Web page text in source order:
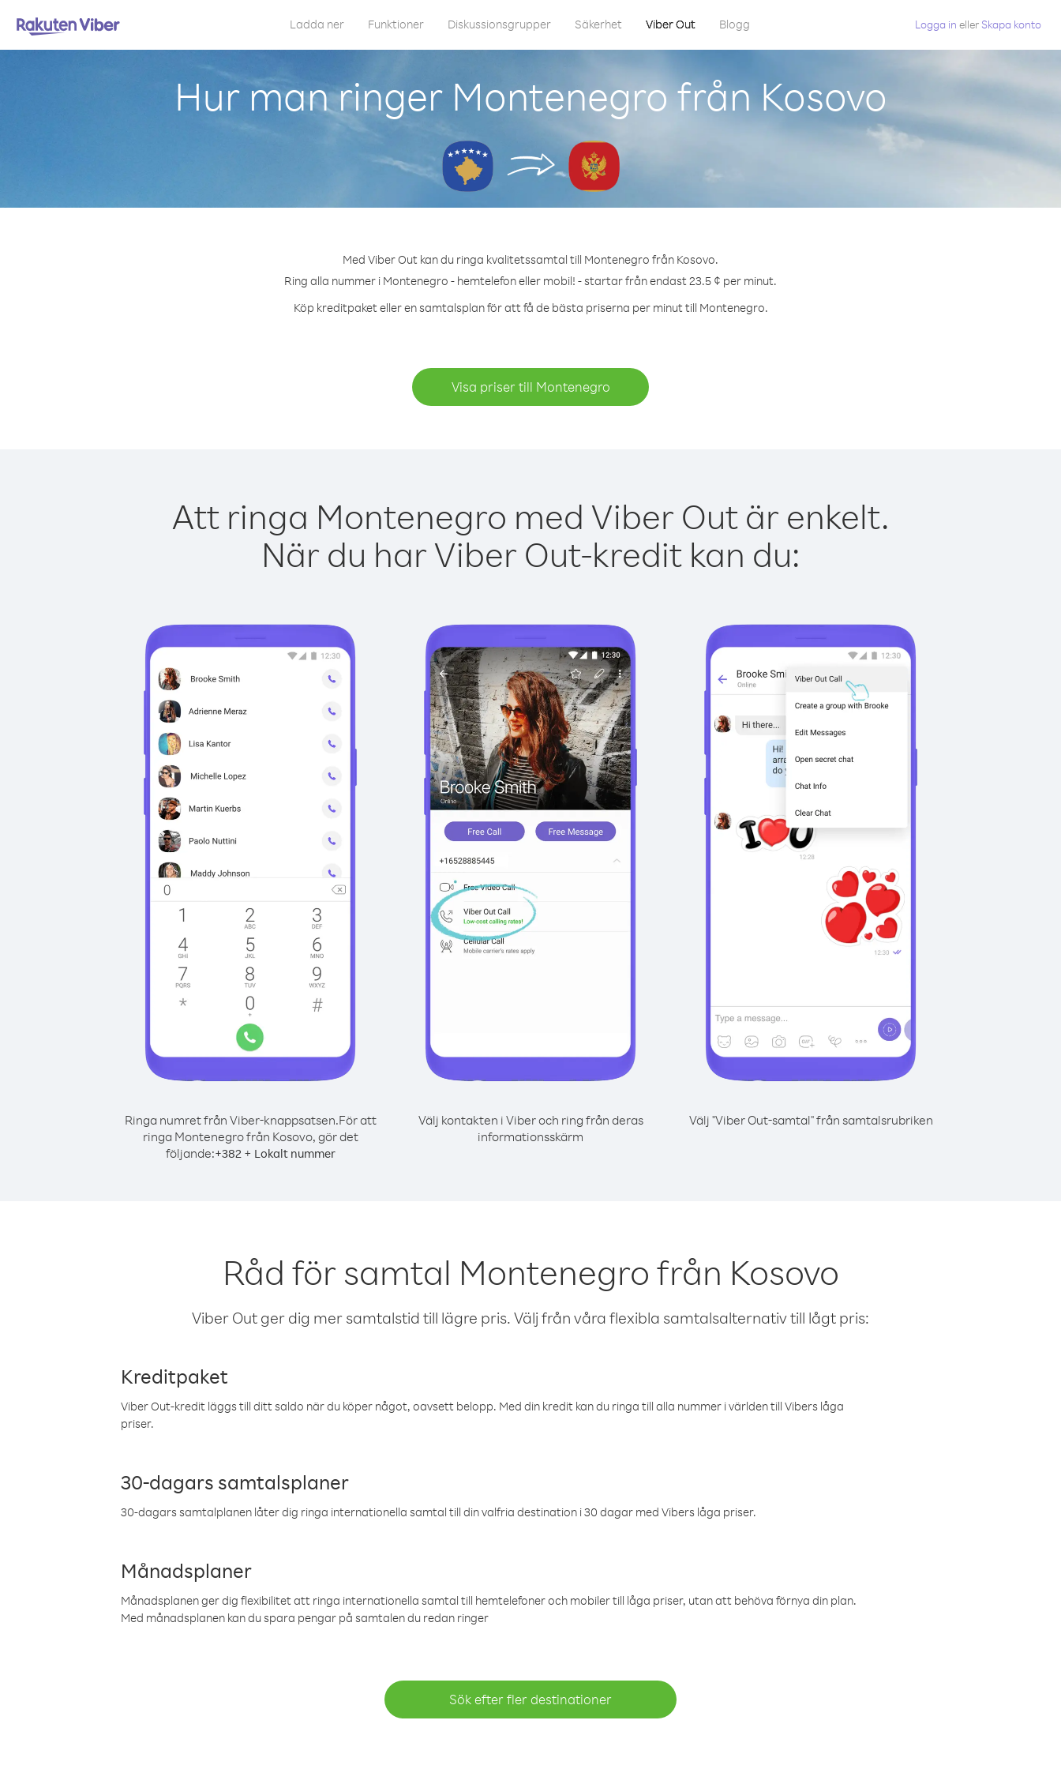
Ladda ner Funktioner Diskussionsgrupper Säkerhet Viber Out Blogg Logga in eller Skapa konto
Hur man ringer Montenegro från Kosovo
Med Viber Out kan du ringa kvalitetssamtal till Montenegro från Kosovo.
Ring alla nummer i Montenegro - hemtelefon eller mobil! - startar från endast 23.5 ¢ per minut.
Köp kreditpaket eller en samtalsplan för att få de bästa priserna per minut till Montenegro.
Visa priser till Montenegro
Att ringa Montenegro med Viber Out är enkelt.
När du har Viber Out-kredit kan du:
Ringa numret från Viber-knappsatsen.För att
ringa Montenegro från Kosovo, gör det
följande:+382+ Lokalt nummer
Välj kontakten i Viber och ring från deras
informationsskärm
Välj "Viber Out-samtal" från samtalsrubriken
Råd för samtal Montenegro från Kosovo
Viber Out ger dig mer samtalstid till lägre pris. Välj från våra flexibla samtalsalternativ till lågt pris:
Kreditpaket
Viber Out-kredit läggs till ditt saldo när du köper något, oavsett belopp. Med din kredit kan du ringa till alla nummer i världen till Vibers låga
priser.
30-dagars samtalsplaner
30-dagars samtalplanen låter dig ringa internationella samtal till din valfria destination i 30 dagar med Vibers låga priser.
Månadsplaner
Månadsplanen ger dig flexibilitet att ringa internationella samtal till hemtelefoner och mobiler till låga priser, utan att behöva förnya din plan.
Med månadsplanen kan du spara pengar på samtalen du redan ringer
Sök efter fler destinationer